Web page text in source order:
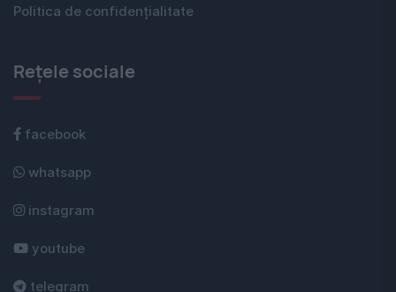
Politica de confidențialitate
Rețele sociale
facebook
whatsapp
instagram
youtube
telegram